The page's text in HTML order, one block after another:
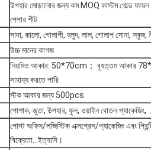
উপহার মোড়ানোর জন্য কম MOQ কাস্টম গোল্ড ফয়েল
পেপার শীট
সাদা, কালো, গোলাপী, হলুদ, লাল, গোলাপ সোনা, সবুজ,
উচ্চ মানের কাগজ
নিয়মিত আকার: 50*70cm； বৃহত্তম আকার
সাহায্য করতে পারি
স্টক আকার জন্য 500pcs
পোশাক, জুতা, উপহার, ফুল, ওয়াইন বোতল প্যাকেজিং,
পোস্ট অফিস/লজিস্টিক এক্সপ্রেস/প্যাকেজিং এবং
বিক্রেতা...ইত্যাদি।